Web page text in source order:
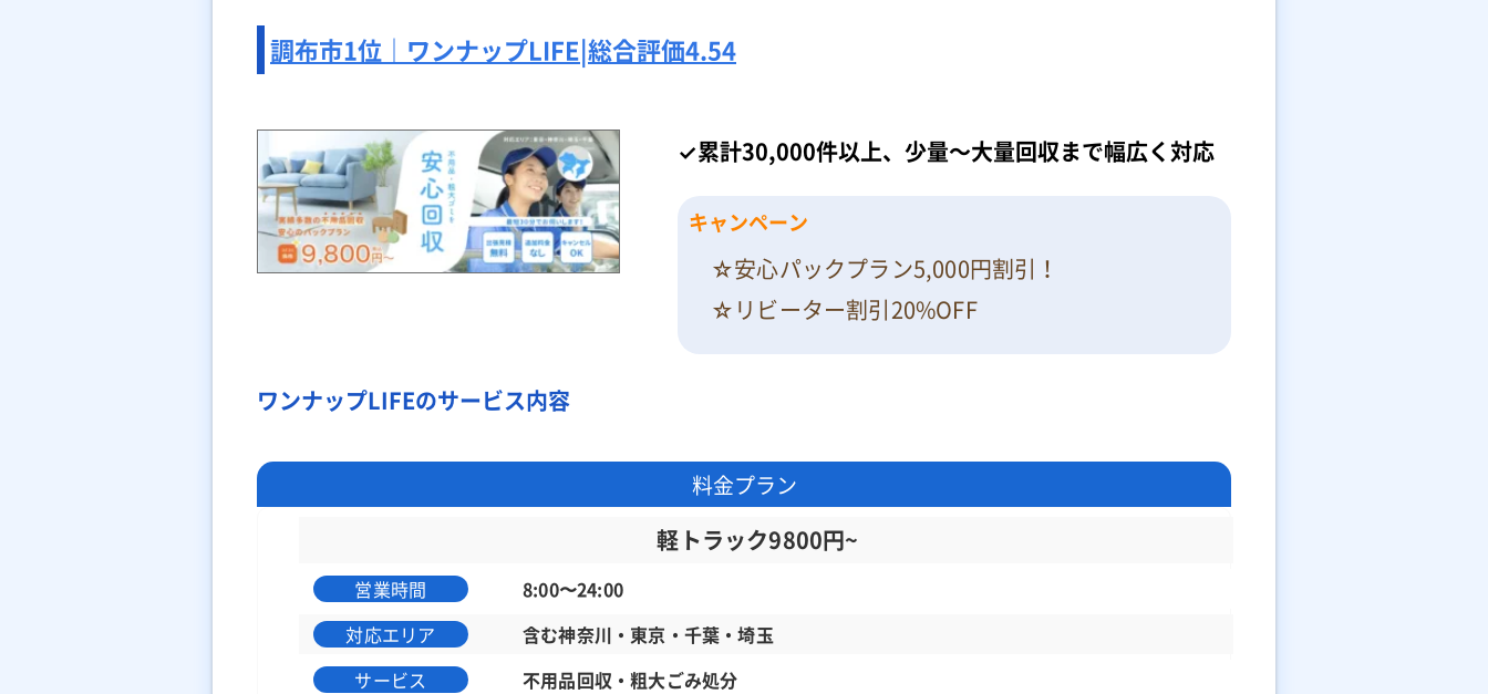
調布市1位｜ワンナップLIFE|総合評価4.54
✓累計30,000件以上、少量～大量回収まで幅広く対応
キャンペーン
☆安心パックプラン5,000円割引！
☆リビーター割引20%OFF
ワンナップLIFEのサービス内容
料金プラン
軽トラック9800円~
営業時間
8:00〜24:00
対応エリア
含む神奈川・東京・千葉・埼玉
サービス
不用品回収・粗大ごみ処分